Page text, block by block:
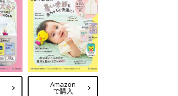
Amazon
で購入